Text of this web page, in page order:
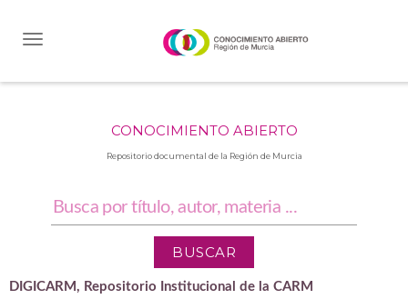
CONOCIMIENTO ABIERTO
Repositorio documental de la Región de Murcia
DIGICARM, Repositorio Institucional de la CARM